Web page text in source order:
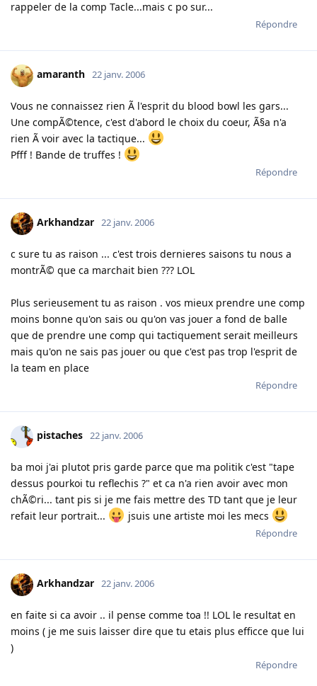
rappeler de la comp Tacle...mais c po sur...
Répondre
amaranth 22 janv. 2006
Vous ne connaissez rien Ã l'esprit du blood bowl les gars...
Une compÃ©tence, c'est d'abord le choix du coeur, Ã§a n'a
rien Ã voir avec la tactique...
Pfff ! Bande de truffes !
Répondre
Arkhandzar 22 janv. 2006
c sure tu as raison ... c'est trois dernieres saisons tu nous a
montrÃ© que ca marchait bien ??? LOL
Plus serieusement tu as raison . vos mieux prendre une comp
moins bonne qu'on sais ou qu'on vas jouer a fond de balle
que de prendre une comp qui tactiquement serait meilleurs
mais qu'on ne sais pas jouer ou que c'est pas trop l'esprit de
la team en place
Répondre
pistaches 22 janv. 2006
ba moi j'ai plutot pris garde parce que ma politik c'est "tape
dessus pourkoi tu reflechis ?" et ca n'a rien avoir avec mon
chÃ©ri... tant pis si je me fais mettre des TD tant que je leur
refait leur portrait...
jsuis une artiste moi les mecs
Répondre
Arkhandzar 22 janv. 2006
en faite si ca avoir .. il pense comme toa !! LOL le resultat en
moins ( je me suis laisser dire que tu etais plus efficce que lui
)
Répondre